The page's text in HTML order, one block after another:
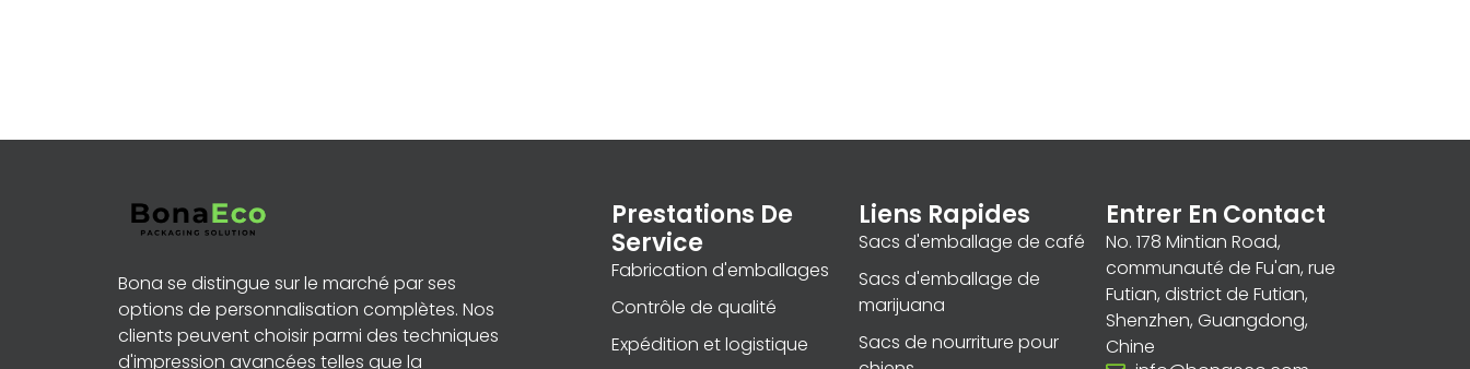
Bona se distingue sur le marché par ses
options de personnalisation complètes. Nos
clients peuvent choisir parmi des techniques
d'impression avancées telles que la
Prestations De
Service
Fabrication d'emballages
Contrôle de qualité
Expédition et logistique
Liens Rapides
Sacs d'emballage de café
Sacs d'emballage de
marijuana
Sacs de nourriture pour
Entrer En Contact
No. 178 Mintian Road,
communauté de Fu'an, rue
Futian, district de Futian,
Shenzhen, Guangdong,
Chine